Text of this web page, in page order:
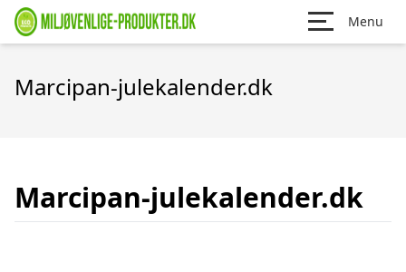
Menu
Marcipan-julekalender.dk
Marcipan-julekalender.dk